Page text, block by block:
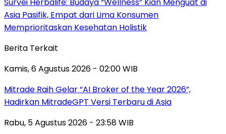
Asia Pasifik, Empat dari Lima Konsumen
Memprioritaskan Kesehatan Holistik
Berita Terkait
Kamis, 6 Agustus 2026 - 02:00 WIB
Mitrade Raih Gelar “AI Broker of the Year 2026”,
Hadirkan MitradeGPT Versi Terbaru di Asia
Rabu, 5 Agustus 2026 - 23:58 WIB